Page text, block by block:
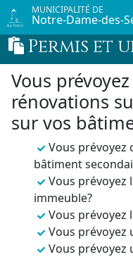
Passer au contenu
MUNICIPALITÉ DE
Notre-Dame-des-
Permis et
Vous
rénovations
sur vos
Vous prévoyez
bâtiment
Vous prévoyez
immeuble?
Vous prévoyez
Vous prévoyez
Vous prévoyez